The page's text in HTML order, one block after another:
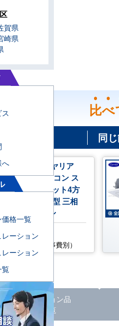
比べ
同
日本キヤリア
） 業務用エアコン ス
neo 天井カセット4方
シングル 標準型 三相
ヤレスリモコン
（税込・工事費別）
オプション品
一覧
賀県
崎県
へ
格一覧
ーション
ーション
覧